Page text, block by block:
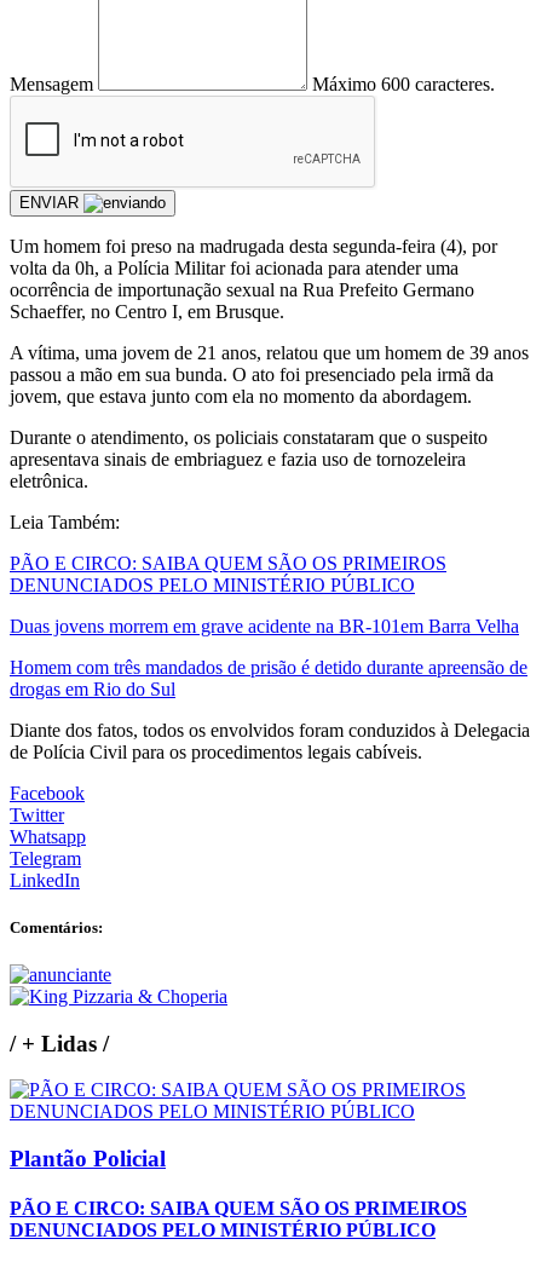
Mensagem Máximo 600 caracteres.
ENVIAR
Um homem foi preso na madrugada desta segunda-feira (4), por
volta da 0h, a Polícia Militar foi acionada para atender uma
ocorrência de importunação sexual na Rua Prefeito Germano
Schaeffer, no Centro I, em Brusque.
A vítima, uma jovem de 21 anos, relatou que um homem de 39 anos
passou a mão em sua bunda. O ato foi presenciado pela irmã da
jovem, que estava junto com ela no momento da abordagem.
Durante o atendimento, os policiais constataram que o suspeito
apresentava sinais de embriaguez e fazia uso de tornozeleira
eletrônica.
Leia Também:
PÃO E CIRCO: SAIBA QUEM SÃO OS PRIMEIROS
DENUNCIADOS PELO MINISTÉRIO PÚBLICO
Duas jovens morrem em grave acidente na BR-101em Barra Velha
Homem com três mandados de prisão é detido durante apreensão de
drogas em Rio do Sul
Diante dos fatos, todos os envolvidos foram conduzidos à Delegacia
de Polícia Civil para os procedimentos legais cabíveis.
Facebook
Twitter
Whatsapp
Telegram
LinkedIn
Comentários:
/+ Lidas /
Plantão Policial
PÃO E CIRCO: SAIBA QUEM SÃO OS PRIMEIROS
DENUNCIADOS PELO MINISTÉRIO PÚBLICO